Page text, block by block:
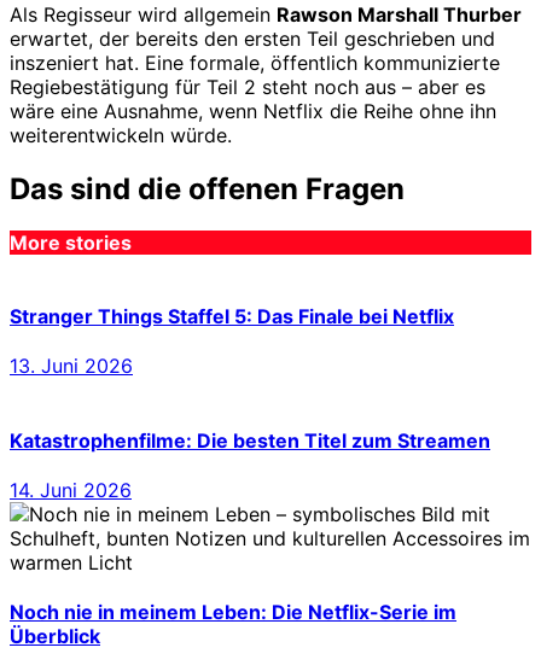
Als Regisseur wird allgemein Rawson Marshall Thurber
erwartet, der bereits den ersten Teil geschrieben und
inszeniert hat. Eine formale, öffentlich kommunizierte
Regiebestätigung für Teil 2 steht noch aus – aber es
wäre eine Ausnahme, wenn Netflix die Reihe ohne ihn
weiterentwickeln würde.
Das sind die offenen Fragen
More stories
Stranger Things Staffel 5: Das Finale bei Netflix
13. Juni 2026
Katastrophenfilme: Die besten Titel zum Streamen
14. Juni 2026
Noch nie in meinem Leben: Die Netflix-Serie im
Überblick